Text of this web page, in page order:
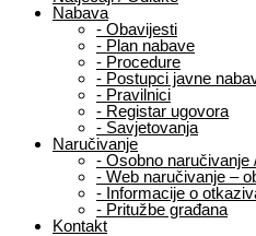
Nabava
- Obavijesti
- Plan nabave
- Procedure
- Postupci javne
- Pravilnici
- Registar ugovora
- Savjetovanja
Naručivanje
- Osobno naručivanje
- Web naručivanje –
- Informacije o
- Pritužbe građana
Kontakt